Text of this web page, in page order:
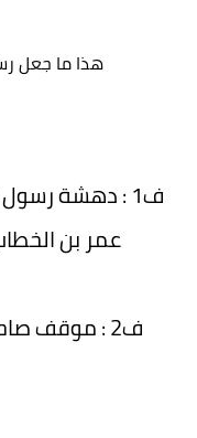
هذا ما جعل
ف1 : دهشة
عمر بن
ف2 : موقف